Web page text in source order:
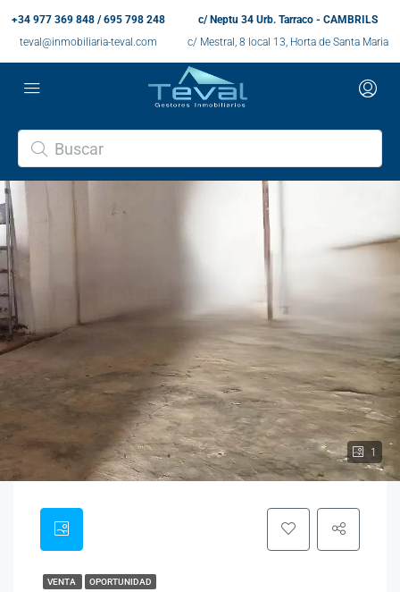
+34 977 369 848 / 695 798 248
teval@inmobiliaria-teval.com
c/ Neptu 34 Urb. Tarraco - CAMBRILS
c/ Mestral, 8 local 13, Horta de Santa Maria
1
VENTA OPORTUNIDAD